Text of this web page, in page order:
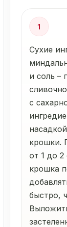
1
Сухие
и соль –
с
крошки.
от 1 до
крошка
быстро,